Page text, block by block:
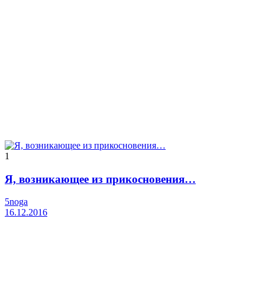
1
Я, возникающее из прикосновения…
5noga
16.12.2016